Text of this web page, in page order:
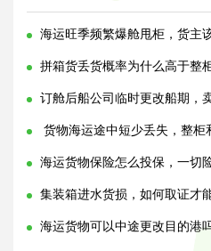
海运旺季频繁爆舱甩柜，货主该如何提前
拼箱货丢货概率为什么高于整柜，有什么
订舱后船公司临时更改船期，卖家如何降
货物海运途中短少丢失，整柜和拼箱理赔
海运货物保险怎么投保，一切险和平安险分
集装箱进水货损，如何取证才能顺利向船
海运货物可以中途更改目的港吗，改港产